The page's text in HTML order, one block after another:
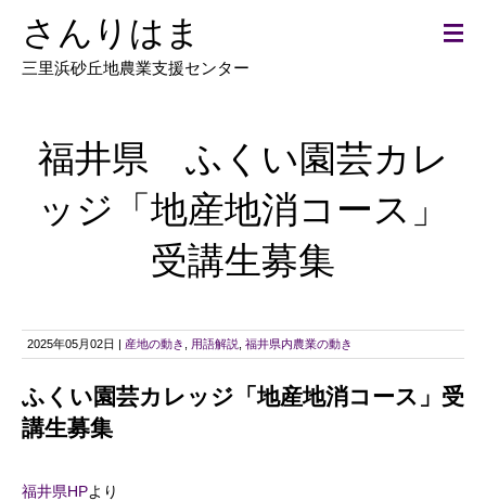
さんりはま
三里浜砂丘地農業支援センター
福井県 ふくい園芸カレ
ッジ「地産地消コース」
受講生募集
2025年05月02日 | 産地の動き 用語解説 福井県内農業の動き
ふくい園芸カレッジ「地産地消コース」受
講生募集
福井県HPより